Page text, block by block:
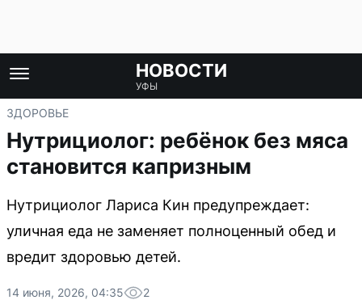
НОВОСТИ
УФЫ
ЗДОРОВЬЕ
Нутрициолог: ребёнок без мяса
становится капризным
Нутрициолог Лариса Кин предупреждает:
уличная еда не заменяет полноценный обед и
вредит здоровью детей.
14 июня, 2026, 04:35 2